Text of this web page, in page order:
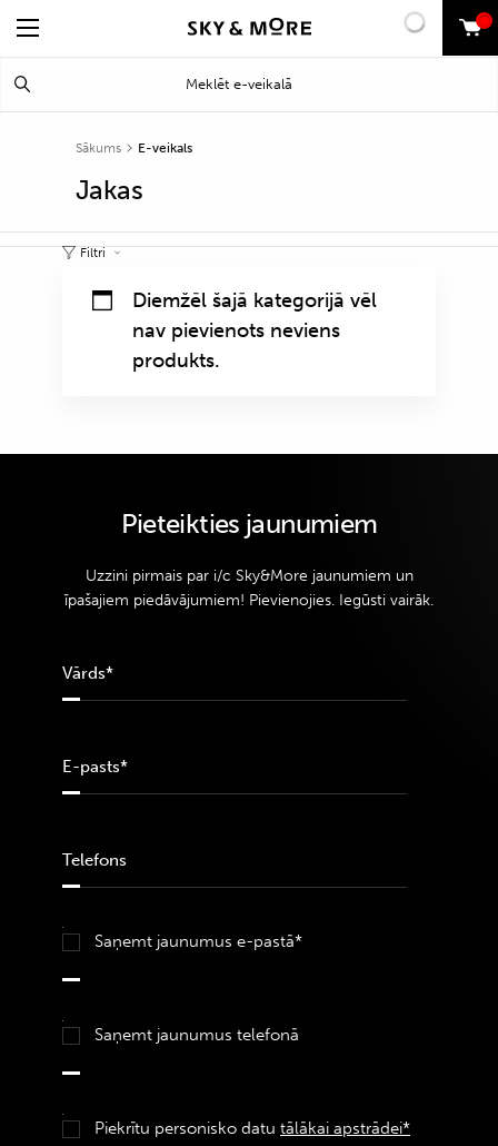
0
Sākums E-veikals
Jakas
Filtri
Diemžēl šajā kategorijā vēl
nav pievienots neviens
produkts.
Pieteikties jaunumiem
Uzzini pirmais par i/c Sky&More jaunumiem un
īpašajiem piedāvājumiem! Pievienojies. Iegūsti vairāk.
Saņemt jaunumus e-pastā*
Saņemt jaunumus telefonā
Piekrītu personisko datu tālākai apstrādei*